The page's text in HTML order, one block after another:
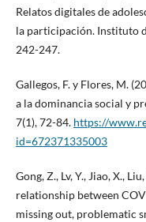
Relatos digitales de
la participación. Instituto
242-247.
Gallegos, F. y Flores, M.
a la dominancia social y
7(1), 72-84. https://
id=672371335003
Gong, Z., Lv, Y., Jiao, X.,
relationship between
missing out, problematic